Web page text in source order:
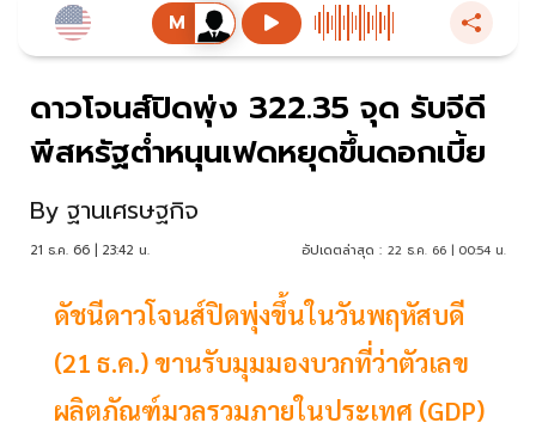
ดาวโจนส์ปิดพุ่ง 322.35 จุด รับจีดี
พีสหรัฐต่ำหนุนเฟดหยุดขึ้นดอกเบี้ย
By ฐานเศรษฐกิจ
21 ธ.ค. 66 | 23:42 น. อัปเดตล่าสุด : 22 ธ.ค. 66 | 00:54 น.
ดัชนีดาวโจนส์ปิดพุ่งขึ้นในวันพฤหัสบดี
(21 ธ.ค.) ขานรับมุมมองบวกที่ว่าตัวเลข
ผลิตภัณฑ์มวลรวมภายในประเทศ (GDP)